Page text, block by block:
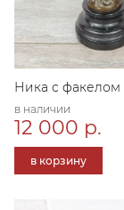
Ника с факелом
в наличии
12 000 р.
в корзину